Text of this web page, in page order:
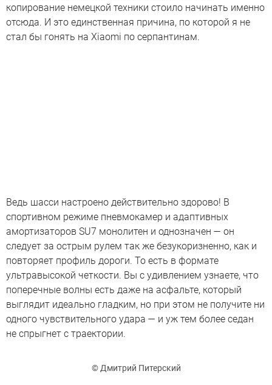
копирование немецкой техники стоило начинать именно
отсюда. И это единственная причина, по которой я не
стал бы гонять на Xiaomi по серпантинам.
Ведь шасси настроено действительно здорово! В
спортивном режиме пневмокамер и адаптивных
амортизаторов SU7 монолитен и однозначен — он
следует за острым рулем так же безукоризненно, как и
повторяет профиль дороги. То есть в формате
ультравысокой четкости. Вы с удивлением узнаете, что
поперечные волны есть даже на асфальте, который
выглядит идеально гладким, но при этом не получите ни
одного чувствительного удара — и уж тем более седан
не спрыгнет с траектории.
© Дмитрий Питерский